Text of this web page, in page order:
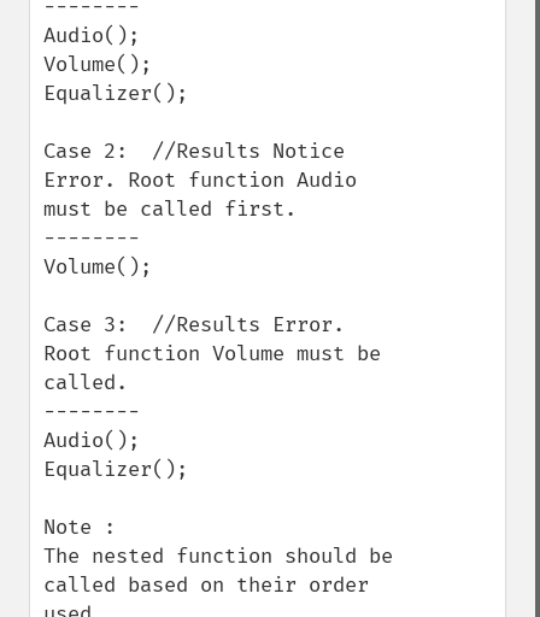
--------
Audio();
Volume();
Equalizer();
Case 2:  //Results Notice
Error. Root function Audio
must be called first.
--------
Volume();
Case 3:  //Results Error.
Root function Volume must be
called.
--------
Audio();
Equalizer();
Note :
The nested function should be
called based on their order